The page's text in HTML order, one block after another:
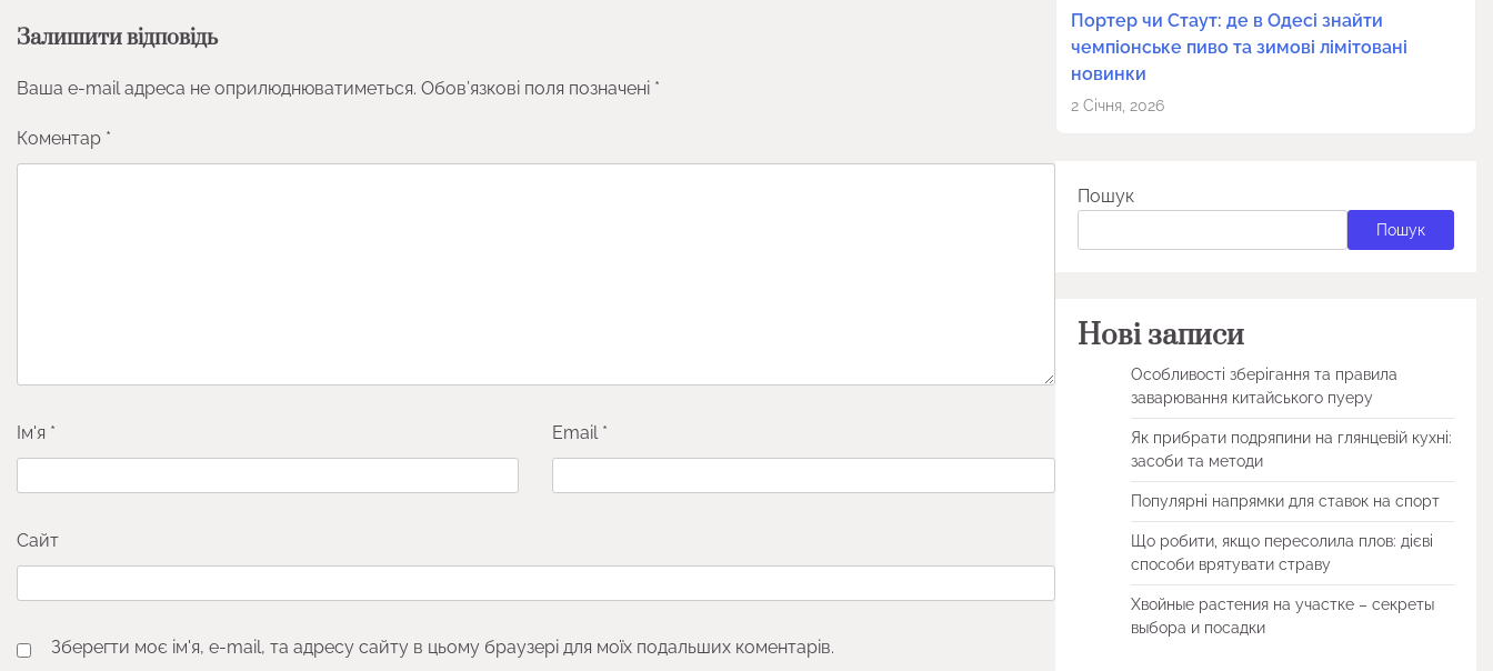
Залишити відповідь
Ваша e-mail адреса не оприлюднюватиметься. Обов’язкові поля позначені *
Коментар *
Ім'я * Email *
Сайт
Зберегти моє ім'я, e-mail, та адресу сайту в цьому браузері для моїх подальших коментарів.
Портер чи Стаут: де в Одесі знайти
чемпіонське пиво та зимові лімітовані
новинки
2 Січня, 2026
Пошук
Пошук
Нові записи
Особливості зберігання та правила
заварювання китайського пуеру
Як прибрати подряпини на глянцевій кухні:
засоби та методи
Популярні напрямки для ставок на спорт
Що робити, якщо пересолила плов: дієві
способи врятувати страву
Хвойные растения на участке – секреты
выбора и посадки